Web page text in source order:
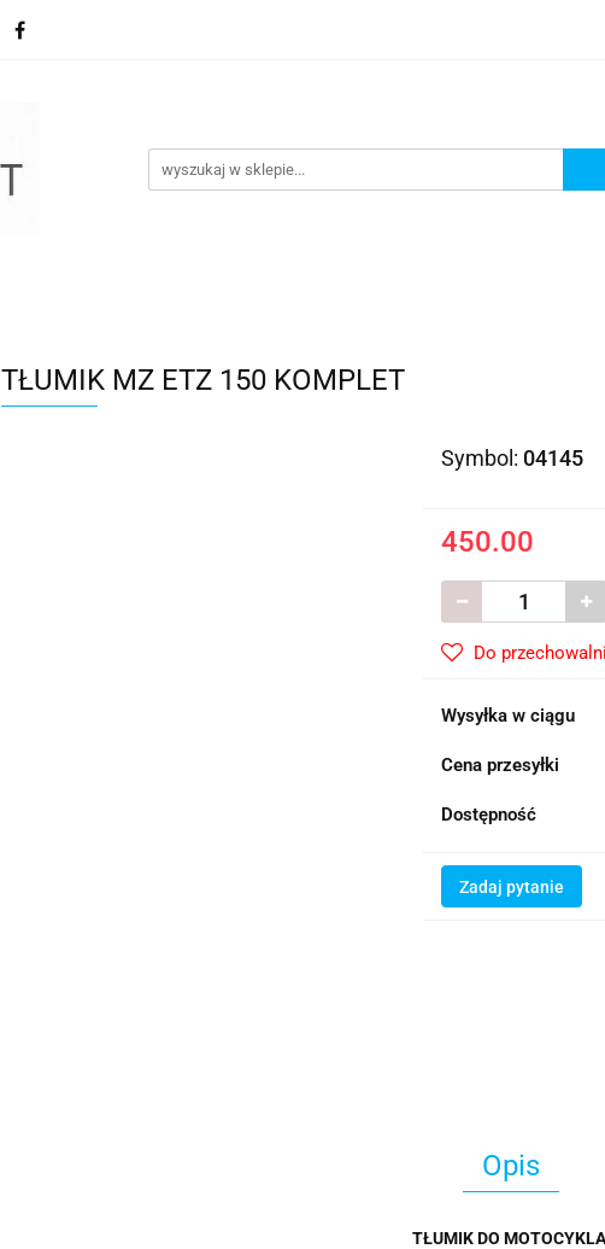
TŁUMIK MZ ETZ 150 KOMPLET
Symbol: 04145
450.00
Do przechowalni
Wysyłka w ciągu
Cena przesyłki
Dostępność
Zadaj pytanie
Opis
TŁUMIK DO